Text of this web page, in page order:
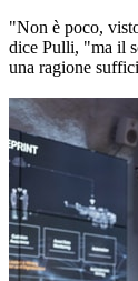
"Non è poco,
dice Pulli, "ma il
una ragione